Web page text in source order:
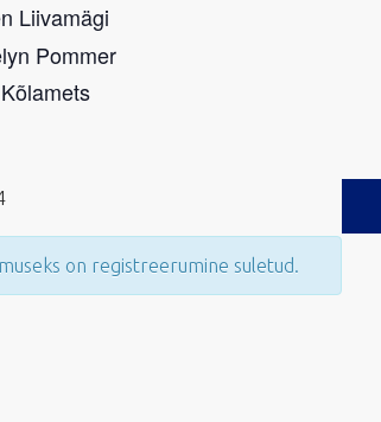
Liivamägi
Pommer
on registreerumine suletud.